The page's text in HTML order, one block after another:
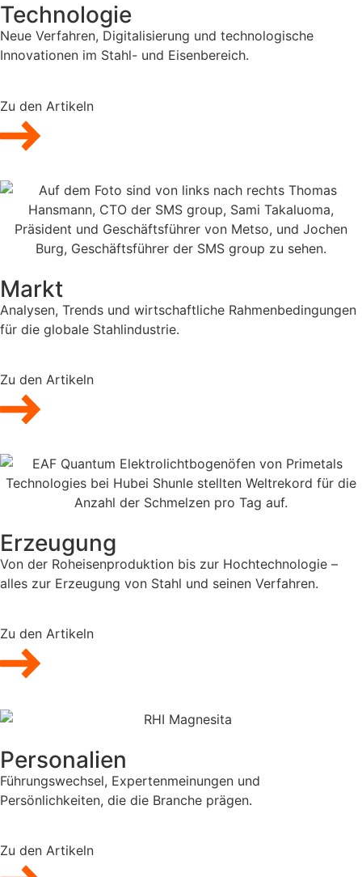
Technologie
Neue Verfahren, Digitalisierung und technologische
Innovationen im Stahl- und Eisenbereich.
Zu den Artikeln
Markt
Analysen, Trends und wirtschaftliche Rahmenbedingungen
für die globale Stahlindustrie.
Zu den Artikeln
Erzeugung
Von der Roheisenproduktion bis zur Hochtechnologie –
alles zur Erzeugung von Stahl und seinen Verfahren.
Zu den Artikeln
Personalien
Führungswechsel, Expertenmeinungen und
Persönlichkeiten, die die Branche prägen.
Zu den Artikeln